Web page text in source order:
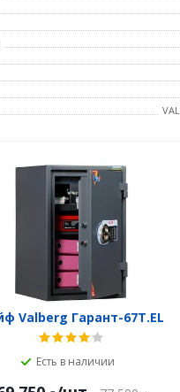
Valberg Гарант-67T.EL
Есть в наличии